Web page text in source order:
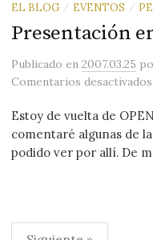
EL BLOG / EVENTOS /
Presentación
Publicadoen2007.03.25
Comentarios desactivados
Estoy de vuelta de
comentaré algunas de
podido ver por allí. De